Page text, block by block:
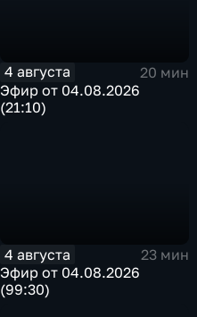
4 августа
20 мин
Эфир от 04.08.2026
(21:10)
4 августа
23 мин
Эфир от 04.08.2026
(99:30)